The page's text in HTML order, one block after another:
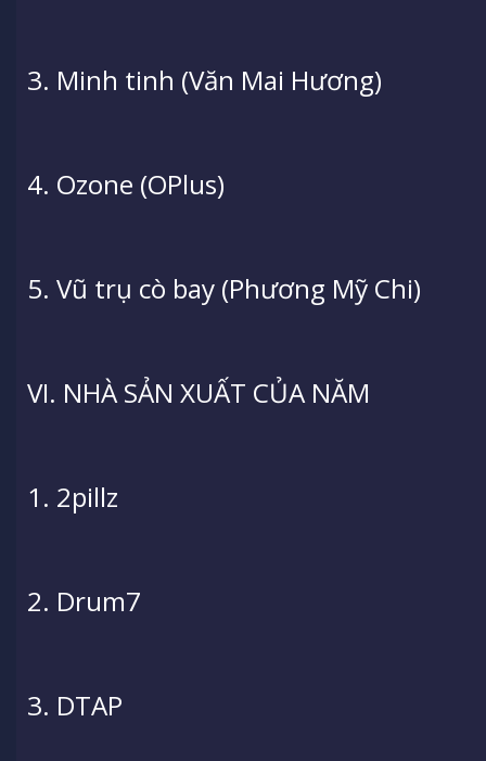
3. Minh tinh (Văn Mai Hương)
4. Ozone (OPlus)
5. Vũ trụ cò bay (Phương Mỹ Chi)
VI. NHÀ SẢN XUẤT CỦA NĂM
1. 2pillz
2. Drum7
3. DTAP